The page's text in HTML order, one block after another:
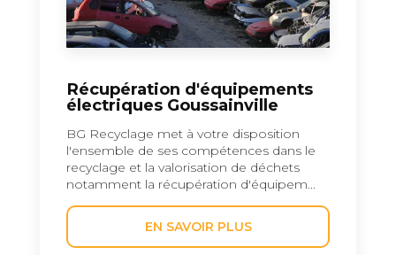
Récupération d'équipements
électriques Goussainville
BG Recyclage met à votre disposition
l'ensemble de ses compétences dans le
recyclage et la valorisation de déchets
notamment la récupération d'équipem...
EN SAVOIR PLUS